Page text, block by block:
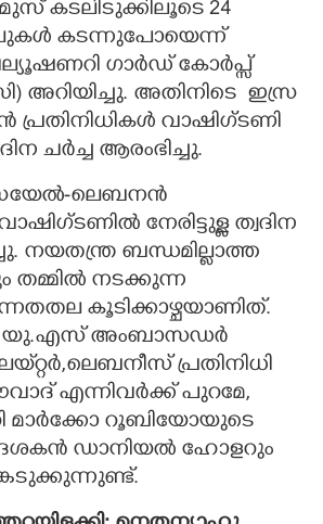
കടലിടുക്കിലൂടെ 24
കടന്നുപോയെന്ന്
ഗാർഡ് കോർപ്സ്
അറിയിച്ചു.​ അതിനിടെ ​ ഇ​സ്ര​
​വാ​ഷി​ഗ്ട​ണി​
​ച​ർ​ച്ച​ ​ആ​രം​ഭി​ച്ചു.​
ലെബനൻ
നേരിട്ടുള്ള ത്വദിന
നയതന്ത്ര ബന്ധമില്ലാത്ത
തമ്മിൽ നടക്കുന്ന
കൂടിക്കാഴ്ചയാണിത്.
യു.എസ് അംബാസഡർ
പ്രതിനിധി
എന്നിവർക്ക് പുറമേ,
മാർക്കോ റൂബിയോയുടെ
ഡാനിയൽ ഹോളറും